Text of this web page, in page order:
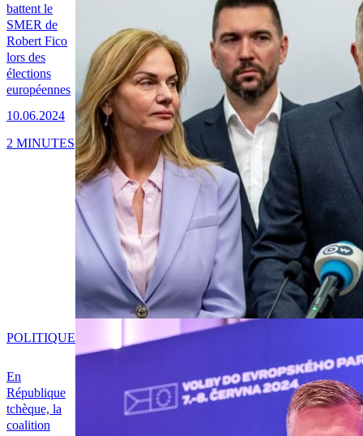
battent le
SMER de
Robert Fico
lors des
élections
européennes
10.06.2024
2 MINUTES
En
République
tchèque, la
coalition
POLITIQUE